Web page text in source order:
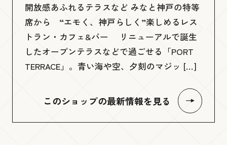
開放感あふれるテラスなど みなと神戸の特等
席から “エモく、神戸らしく”楽しめるレス
トラン・カフェ&バー リニューアルで誕生
したオープンテラスなどで過ごせる「PORT
TERRACE」。青い海や空、夕刻のマジッ […]
このショップの最新情報を見る